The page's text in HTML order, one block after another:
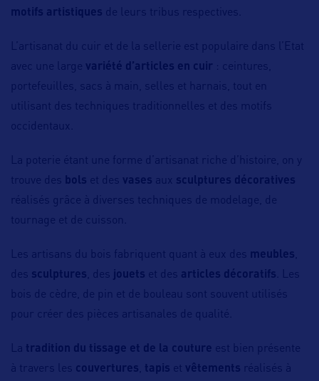
motifs artistiques de leurs tribus respectives.
L’artisanat du cuir et de la sellerie est populaire dans l’Etat
avec une large variété d’articles en cuir : ceintures,
portefeuilles, sacs à main, selles et harnais, tout en
utilisant des techniques traditionnelles et des motifs
occidentaux.
La poterie étant une forme d’artisanat riche d’histoire, on y
trouve des bols et des vases aux sculptures décoratives
réalisés grâce à diverses techniques de modelage, de
tournage et de cuisson.
Les artisans du bois fabriquent quant à eux des meubles
des sculptures , des jouets et des articles décoratifs . Les
bois de cèdre, de pin et de bouleau sont souvent utilisés
pour créer des pièces artisanales de qualité.
La tradition du tissage et de la couture est bien présente
à travers les couvertures tapis et vêtements réalisés à